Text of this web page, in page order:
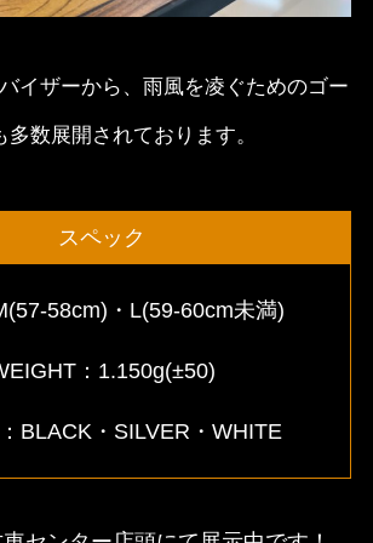
イザーから、雨風を凌ぐためのゴー
多数展開されております。
スペック
58cm)・L(59-60cm未満)
：1.150g(±50)
BLACK・SILVER・WHITE